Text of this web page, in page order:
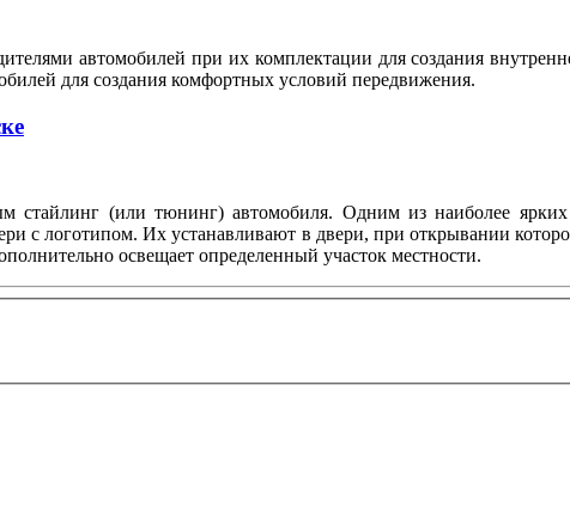
автомобилей при их комплектации для создания
для создания комфортных условий передвижения.
стайлинг (или тюнинг) автомобиля. Одним из наиболее ярких
с логотипом. Их устанавливают в двери, при открывании
освещает определенный участок местности.